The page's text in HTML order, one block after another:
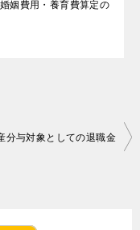
姻費用・養育費算定の
分与対象としての退職金